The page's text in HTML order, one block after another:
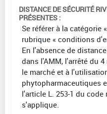
DISTANCE DE SÉCURITÉ
PRÉSENTES :
Se référer à la catégorie
rubrique « conditions
En l'absence de
dans l'AMM, l'arrêté du
le marché et à
phytopharmaceutiques
l'article L. 253-1 du
s'applique.